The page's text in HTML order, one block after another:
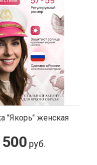
"Рог снежного барана"
149 500